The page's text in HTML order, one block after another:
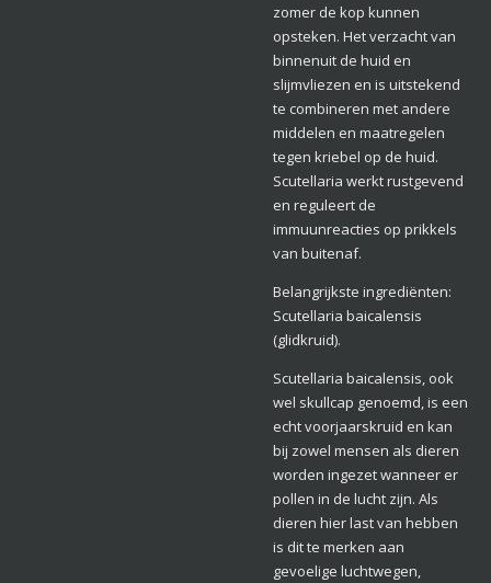
zomer de kop kunnen
opsteken. Het verzacht van
binnenuit de huid en
slijmvliezen en is uitstekend
te combineren met andere
middelen en maatregelen
tegen kriebel op de huid.
Scutellaria werkt rustgevend
en reguleert de
immuunreacties op prikkels
van buitenaf.
Belangrijkste ingrediënten:
Scutellaria baicalensis
(glidkruid).
Scutellaria baicalensis, ook
wel skullcap genoemd, is een
echt voorjaarskruid en kan
bij zowel mensen als dieren
worden ingezet wanneer er
pollen in de lucht zijn. Als
dieren hier last van hebben
is dit te merken aan
gevoelige luchtwegen,